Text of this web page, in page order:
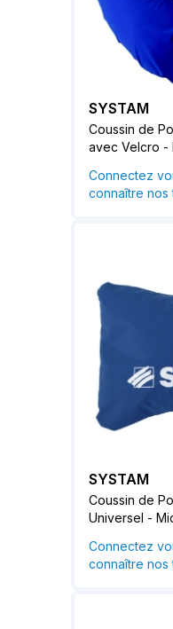
SYSTAM
Coussin de
avec Velcro -
Connectez
connaître nos
SYSTAM
Coussin de
Universel -
Connectez
connaître nos